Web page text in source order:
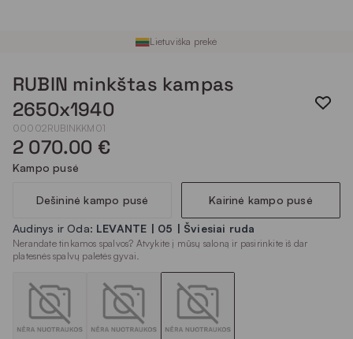
Lietuviška prekė
RUBIN minkštas kampas
2650x1940
00002RUBINKKM01
2 070.00 €
Kampo pusė
Dešininė kampo pusė Kairinė kampo pusė
Audinys ir Oda: LEVANTE | 05 | Šviesiai ruda
Nerandate tinkamos spalvos? Atvykite į mūsų saloną ir pasirinkite iš dar
platesnės spalvų paletės gyvai.